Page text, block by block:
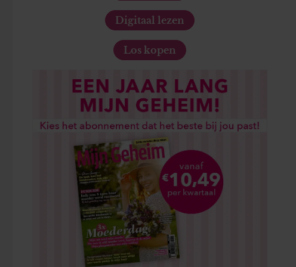
Digitaal lezen
Los kopen